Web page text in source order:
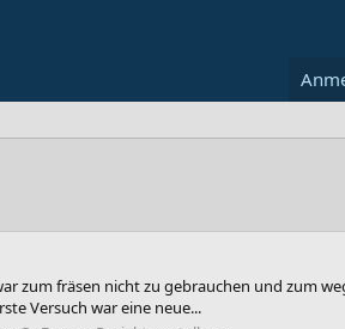
zum fräsen nicht zu gebrauchen und zum
Versuch war eine neue...